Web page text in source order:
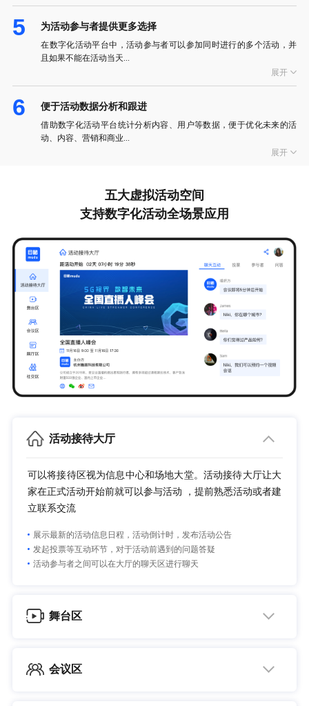
5 为活动参与者提供更多选择
在数字化活动平台中，活动参与者可以参加同时进行的多个活动，并
且如果不能在活动当天...
展开
6 便于活动数据分析和跟进
借助数字化活动平台统计分析内容、用户等数据，便于优化未来的活
动、内容、营销和商业...
展开
五大虚拟活动空间
支持数字化活动全场景应用
活动接待大厅
可以将接待区视为信息中心和场地大堂。活动接待大厅让大
家在正式活动开始前就可以参与活动 ，提前熟悉活动或者建
立联系交流
展示最新的活动信息日程，活动倒计时，发布活动公告
发起投票等互动环节，对于活动前遇到的问题答疑
活动参与者之间可以在大厅的聊天区进行聊天
舞台区
支持推流直播，可以在任何地点借助目睹直播助手软件或第三方
会议区